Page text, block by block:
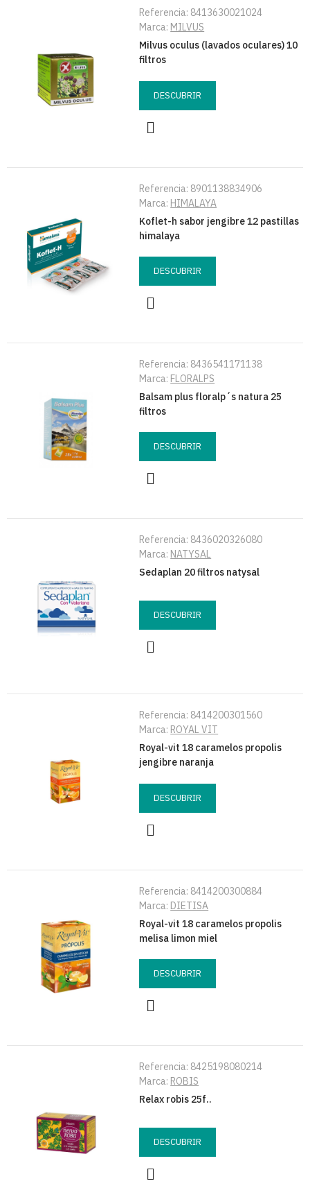
Referencia: 8413630021024
Marca: MILVUS
Milvus oculus (lavados oculares) 10
filtros
DESCUBRIR
Referencia: 8901138834906
Marca: HIMALAYA
Koflet-h sabor jengibre 12 pastillas
himalaya
DESCUBRIR
Referencia: 8436541171138
Marca: FLORALPS
Balsam plus floralp´s natura 25
filtros
DESCUBRIR
Referencia: 8436020326080
Marca: NATYSAL
Sedaplan 20 filtros natysal
DESCUBRIR
Referencia: 8414200301560
Marca: ROYAL VIT
Royal-vit 18 caramelos propolis
jengibre naranja
DESCUBRIR
Referencia: 8414200300884
Marca: DIETISA
Royal-vit 18 caramelos propolis
melisa limon miel
DESCUBRIR
Referencia: 8425198080214
Marca: ROBIS
Relax robis 25f..
DESCUBRIR